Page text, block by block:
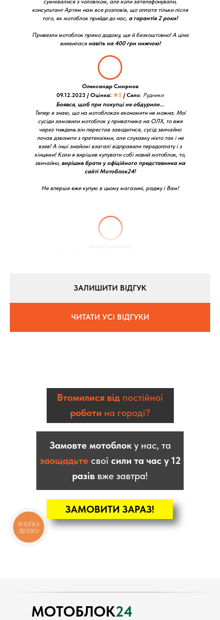
Боявся, щоб при покупці не обдурили...
Тепер я знаю, що на мотоблоках економити не можна. Мої
сусіди замовили мотоблок у приватника на ОЛХ, то вже
через тиждень він перестав заводитися, сусід звичайно
почав дзвонити з претензіями, але слухавку ніхто так і не
взяв! А інші знайомі взагалі відправили передоплату і з
кінцями! Коли я вирішив купувати собі новий мотоблок, то,
звичайно, вирішив брати у офіційного представника на
сайті Мотоблок24!
Не вперше вже купую в цьому магазині, раджу і Вам!
Олександр Смирнов
09.12.2023 / Оцінка: ★5 / Село: Рудники
сумнівалися з чоловіком, але коли зателефонували,
консультант Артем нам все розповів, що оплата тільки після
того, як мотоблок прийде до нас, а гарантія 2 роки!
Привезли мотоблок прямо додому, ще й безкоштовно! А ціна
виявиласянавіть на 400 грн нижчою!
ЗАЛИШИТИ ВІДГУК
ЧИТАТИ УСІ ВІДГУКИ
ЗАМОВИТИ ЗАРАЗ!
Замовте мотоблок у нас, та
заощадьтесвої сили та час у 12
разів вже завтра!
Втомилися від постійної
роботи на городі?
МОТОБЛОК24
КАТАЛОГ
КНОПКА
ЗВ'ЯЗКУ